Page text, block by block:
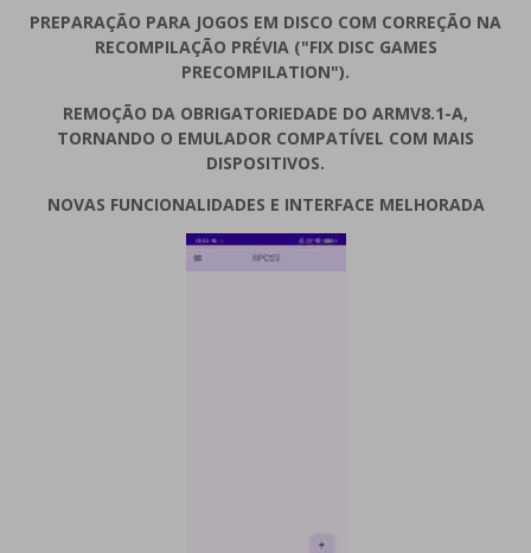
PREPARAÇÃO PARA JOGOS EM DISCO COM CORREÇÃO NA
RECOMPILAÇÃO PRÉVIA ("FIX DISC GAMES
PRECOMPILATION").
REMOÇÃO DA OBRIGATORIEDADE DO ARMV8.1-A,
TORNANDO O EMULADOR COMPATÍVEL COM MAIS
DISPOSITIVOS.
NOVAS FUNCIONALIDADES E INTERFACE MELHORADA